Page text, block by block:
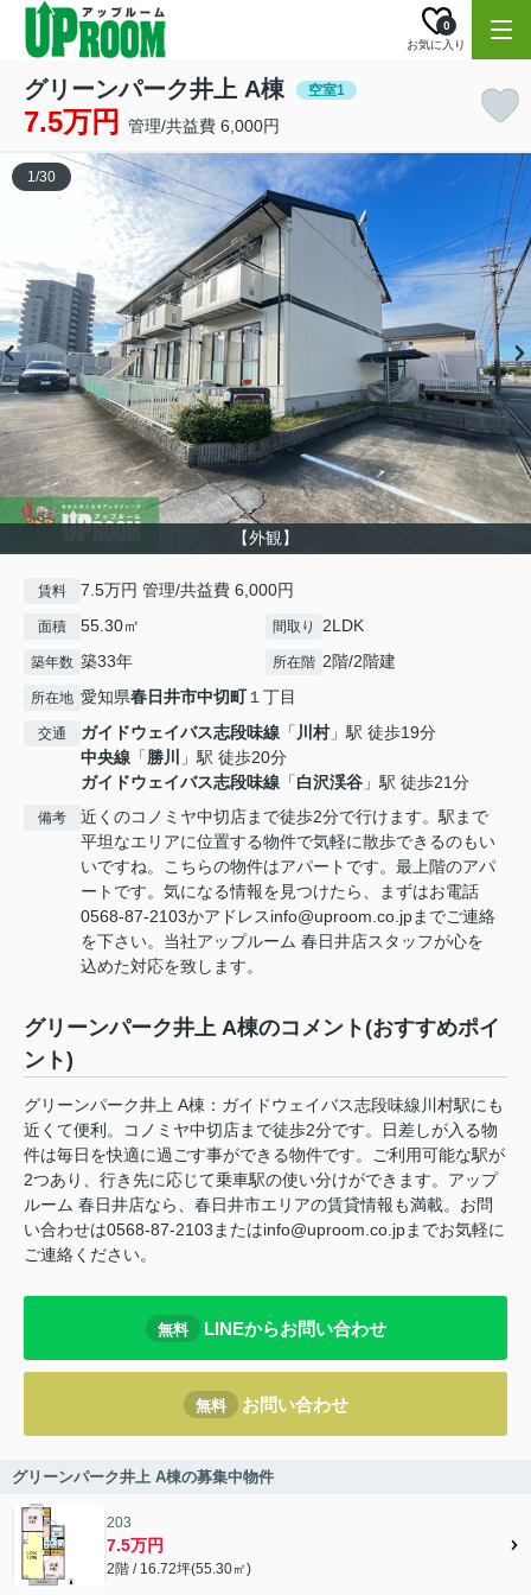
お気に入り
0
グリーンパーク井上 A棟 空室1
7.5万円 管理/共益費 6,000円
【外観】
1/30
賃料 7.5万円 管理/共益費 6,000円
面積 55.30㎡ 間取り 2LDK
築年数 築33年 所在階 2階/2階建
所在地 愛知県春日井市中切町１丁目
交通 ガイドウェイバス志段味線 「 川村」駅 徒歩19分
中央線 「勝川
」駅 徒歩20分
ガイドウェイバス志段味線 「白沢渓谷 」駅 徒歩21分
備考
近くのコノミヤ中切店まで徒歩2分で行けます。駅まで
平坦なエリアに位置する物件で気軽に散歩できるのもい
いですね。こちらの物件はアパートです。最上階のアパ
ートです。気になる情報を見つけたら、まずはお電話
0568-87-2103かアドレスinfo@uproom.co.jpまでご連絡
を下さい。当社アップルーム 春日井店スタッフが心を
込めた対応を致します。
グリーンパーク井上 A棟のコメント(おすすめポイ
ント)
グリーンパーク井上 A棟：ガイドウェイバス志段味線川村駅にも
近くて便利。コノミヤ中切店まで徒歩2分です。日差しが入る物
件は毎日を快適に過ごす事ができる物件です。ご利用可能な駅が
2つあり、行き先に応じて乗車駅の使い分けができます。アップ
ルーム 春日井店なら、春日井市エリアの賃貸情報も満載。お問
い合わせは0568-87-2103またはinfo@uproom.co.jpまでお気軽に
ご連絡ください。
無料 LINEからお問い合わせ
無料 お問い合わせ
グリーンパーク井上 A棟の募集中物件
203
7.5万円
2階 / 16.72坪(55.30㎡)